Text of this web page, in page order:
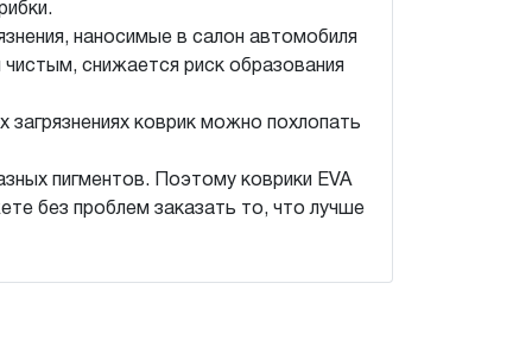
наносимые в салон автомобиля
снижается риск образования
коврик можно похлопать
пигментов. Поэтому коврики EVA
без проблем заказать то, что лучше